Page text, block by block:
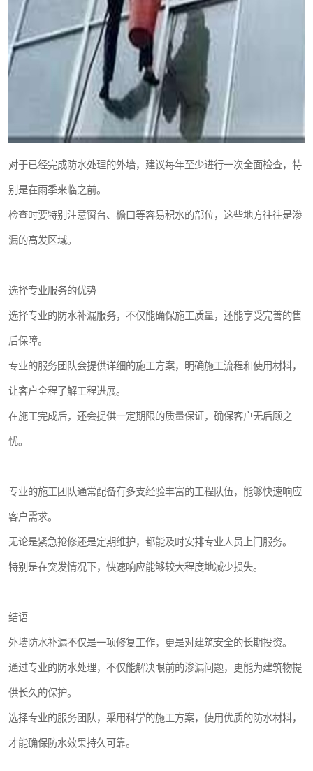
对于已经完成防水处理的外墙，建议每年至少进行一次全面检查，特
别是在雨季来临之前。
检查时要特别注意窗台、檐口等容易积水的部位，这些地方往往是渗
漏的高发区域。
选择专业服务的优势
选择专业的防水补漏服务，不仅能确保施工质量，还能享受完善的售
后保障。
专业的服务团队会提供详细的施工方案，明确施工流程和使用材料，
让客户全程了解工程进展。
在施工完成后，还会提供一定期限的质量保证，确保客户无后顾之
忧。
专业的施工团队通常配备有多支经验丰富的工程队伍，能够快速响应
客户需求。
无论是紧急抢修还是定期维护，都能及时安排专业人员上门服务。
特别是在突发情况下，快速响应能够较大程度地减少损失。
结语
外墙防水补漏不仅是一项修复工作，更是对建筑安全的长期投资。
通过专业的防水处理，不仅能解决眼前的渗漏问题，更能为建筑物提
供长久的保护。
选择专业的服务团队，采用科学的施工方案，使用优质的防水材料，
才能确保防水效果持久可靠。